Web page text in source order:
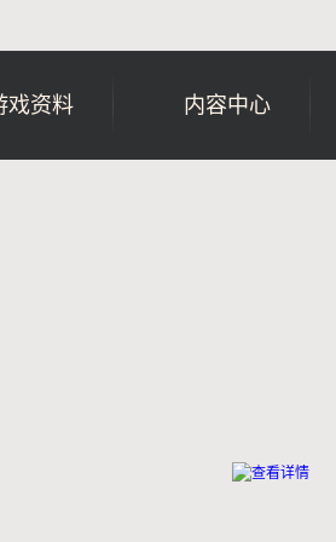
戏资料 内容中心